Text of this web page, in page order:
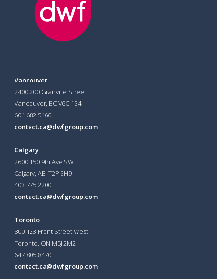
Vancouver
2400 200 Granville Street
Vancouver, BC V6C 1S4
604 682 5466
contact.ca@dwfgroup.com
Calgary
2600 150 9th Ave SW
Calgary, AB T2P 3H9
403 775 2200
contact.ca@dwfgroup.com
Toronto
800 123 Front Street West
Toronto, ON M5J 2M2
647 805 8470
contact.ca@dwfgroup.com